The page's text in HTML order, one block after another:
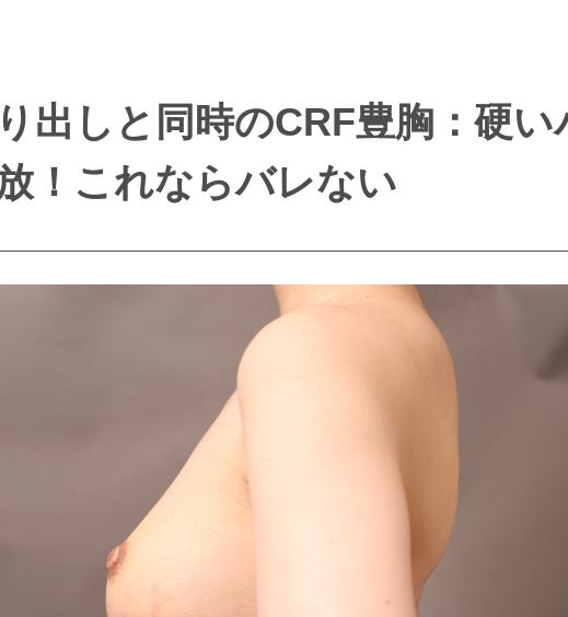
出しと同時のCRF豊胸：硬い
！これならバレない